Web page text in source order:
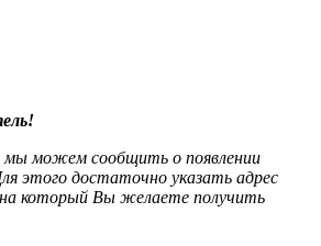
мы можем сообщить о появлении
этого достаточно указать адрес
который Вы желаете получить